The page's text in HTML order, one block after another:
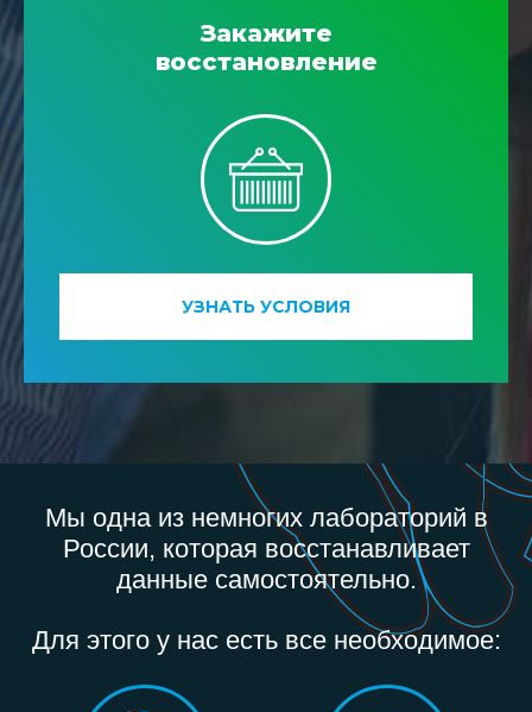
Закажите
восстановление
УЗНАТЬ УСЛОВИЯ
Мы одна из немногих лабораторий в
России, которая восстанавливает
данные самостоятельно.
Для этого у нас есть все необходимое: